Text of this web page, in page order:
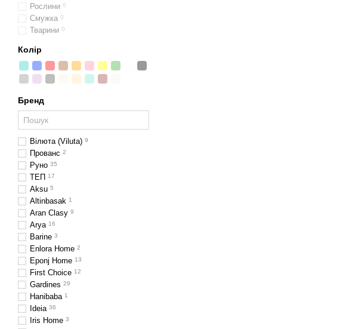
Рослини 0
Смужка 0
Тварини 0
Колір
Бренд
Вілюта (Viluta) 9
Прованс 2
Руно 35
ТЕП 17
Aksu 5
Altinbasak 1
Aran Clasy 9
Arya 16
Barine 3
Enlora Home 2
Eponj Home 13
First Choice 12
Gardines 29
Hanibaba 1
Ideia 36
Iris Home 3